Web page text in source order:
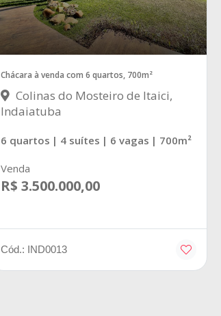
Chácara à venda com 6 quartos, 700m²
Colinas do Mosteiro de Itaici,
Indaiatuba
6 quartos | 4 suítes | 6 vagas | 700m²
Venda
R$ 3.500.000,00
Cód.: IND0013